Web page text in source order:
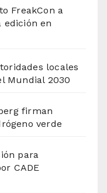
FreakCon a
edición en
locales
Mundial 2030
firman
verde
para
CADE